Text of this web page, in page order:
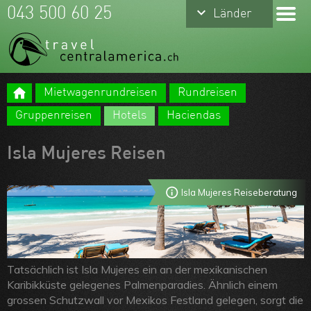
Meine Favoriten
Team
Über uns
Feedbacks
Kontakt
ARVB
keyboard_arrow_down Länder
Panama
Belize
Nicaragua
Honduras
El Salvador
keyboard_arrow_down Länder
043 500 60 25
Mietwagenrundreisen
Rundreisen
Gruppenreisen
Hotels Haciendas
Isla Mujeres Reisen
Isla Mujeres Reiseberatung
Tatsächlich ist Isla Mujeres ein an der mexikanischen
Karibikküste gelegenes Palmenparadies. Ähnlich einem
grossen Schutzwall vor Mexikos Festland gelegen, sorgt die